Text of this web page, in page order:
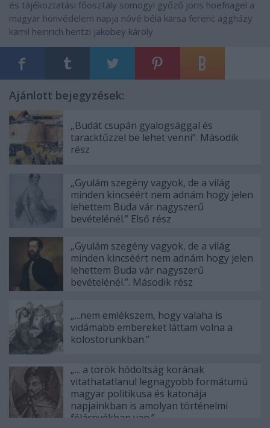
és tájékoztatási főosztály somogyi győző joris hoefnagel a
magyar honvédelem napja nóvé béla karsa ferenc aggházy
kamil heinrich hentzi jakobey károly
Ajánlott bejegyzések:
„Budát csupán gyalogsággal és
taracktűzzel be lehet venni”. Második
rész
„Gyulám szegény vagyok, de a világ
minden kincséért nem adnám hogy jelen
lehettem Buda vár nagyszerű
bevételénél.” Első rész
„Gyulám szegény vagyok, de a világ
minden kincséért nem adnám hogy jelen
lehettem Buda vár nagyszerű
bevételénél.”. Második rész
„...nem emlékszem, hogy valaha is
vidámabb embereket láttam volna a
kolostorunkban.”
„... a török hódoltság korának
vitathatatlanul legnagyobb formátumú
magyar politikusa és katonája
napjainkban is amolyan történelmi
félárnyékban van.”